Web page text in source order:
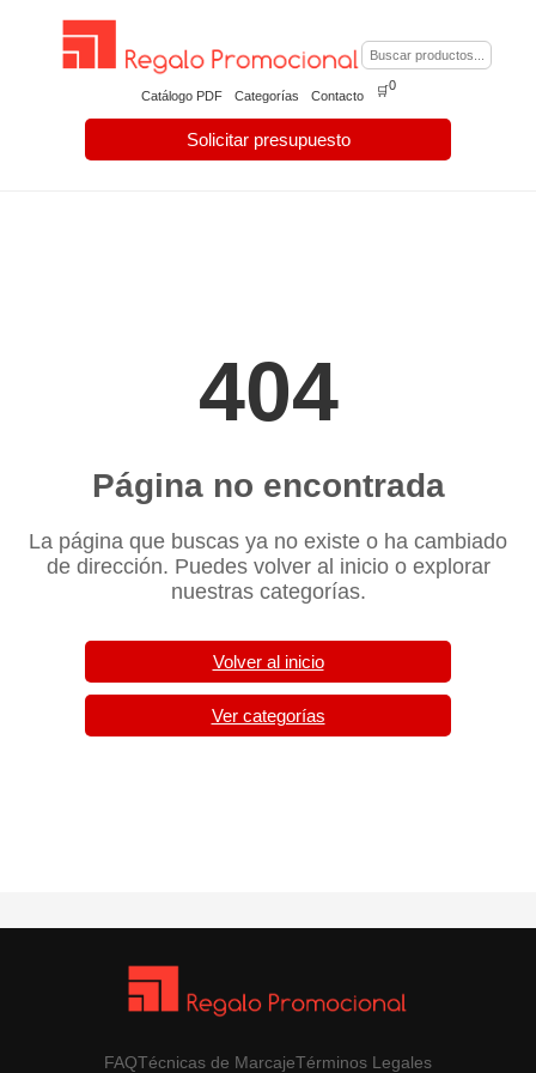
Catálogo PDF Categorías Contacto
Solicitar presupuesto
🛒0
404
Página no encontrada
La página que buscas ya no existe o ha cambiado
de dirección. Puedes volver al inicio o explorar
nuestras categorías.
Volver al inicio
Ver categorías
FAQTécnicas de MarcajeTérminos Legales